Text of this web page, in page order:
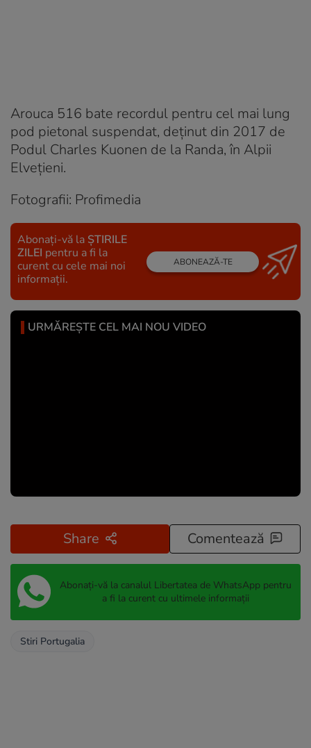
Arouca 516 bate recordul pentru cel mai lung
pod pietonal suspendat, deținut din 2017 de
Podul Charles Kuonen de la Randa, în Alpii
Elvețieni.
Fotografii: Profimedia
Abonați-vă la ȘTIRILE
ZILEI pentru a fi la
curent cu cele mai noi
informații.
ABONEAZĂ-TE
URMĂREȘTE CEL MAI NOU VIDEO
Share Comentează
Abonați-vă la canalul Libertatea de WhatsApp pentru
a fi la curent cu ultimele informații
Stiri Portugalia